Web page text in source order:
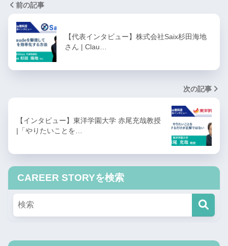
前の記事
【代表インタビュー】株式会社Saix杉田海地
さん | Clau…
次の記事
【インタビュー】東洋学園大学 赤尾充哉教授
|「やりたいことを…
CAREER STORYを検索